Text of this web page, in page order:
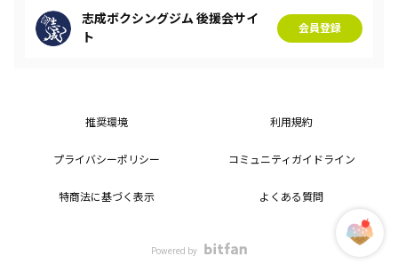
志成ボクシングジム 後援会サイ
ト
会員登録
推奨環境 利用規約
プライバシーポリシー コミュニティガイドライン
特商法に基づく表示 よくある質問
Powered by